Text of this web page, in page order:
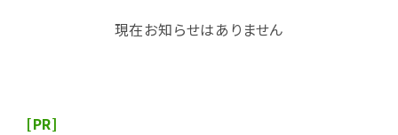
現在お知らせはありません
[PR]